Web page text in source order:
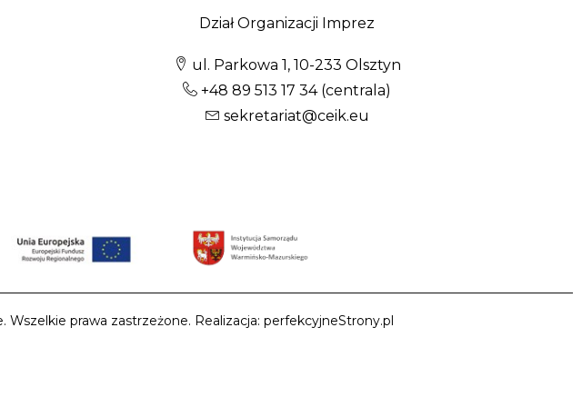
Dział Organizacji Imprez
ul. Parkowa 1, 10-233 Olsztyn
+48 89 513 17 34(centrala)
sekretariat@ceik.eu
prawa zastrzeżone. Realizacja: perfekcyjneStrony.pl